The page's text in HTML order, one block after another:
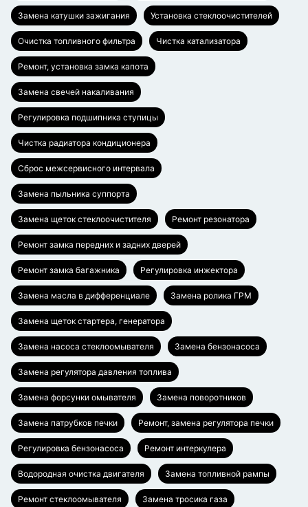
Замена катушки зажигания Установка стеклоочистителей
Очистка топливного фильтра Чистка катализатора
Ремонт, установка замка капота
Замена свечей накаливания
Регулировка подшипника ступицы
Чистка радиатора кондиционера
Сброс межсервисного интервала
Замена пыльника суппорта
Замена щеток стеклоочистителя Ремонт резонатора
Ремонт замка передних и задних дверей
Ремонт замка багажника Регулировка инжектора
Замена масла в дифференциале Замена ролика ГРМ
Замена щеток стартера, генератора
Замена насоса стеклоомывателя Замена бензонасоса
Замена регулятора давления топлива
Замена форсунки омывателя Замена поворотников
Замена патрубков печки Ремонт, замена регулятора печки
Регулировка бензонасоса Ремонт интеркулера
Водородная очистка двигателя Замена топливной рампы
Ремонт стеклоомывателя Замена тросика газа